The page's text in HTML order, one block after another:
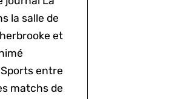
la salle de
et
entre
matchs de